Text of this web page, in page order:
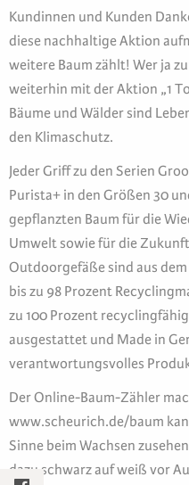
Kundinnen und Kunden
diese nachhaltige Aktion
weitere Baum zählt! Wer ja
weiterhin mit der Aktion „1
Bäume und Wälder sind
den Klimaschutz.
Jeder Griff zu den Serien
Purista+ in den Größen 30
gepflanzten Baum für die
Umwelt sowie für die
Outdoorgefäße sind aus
bis zu 98 Prozent
zu 100 Prozent
ausgestattet und Made in
verantwortungsvolles
Der Online-Baum-Zähler
www.scheurich.de/baum
Sinne beim Wachsen
dazu schwarz auf weiß vor